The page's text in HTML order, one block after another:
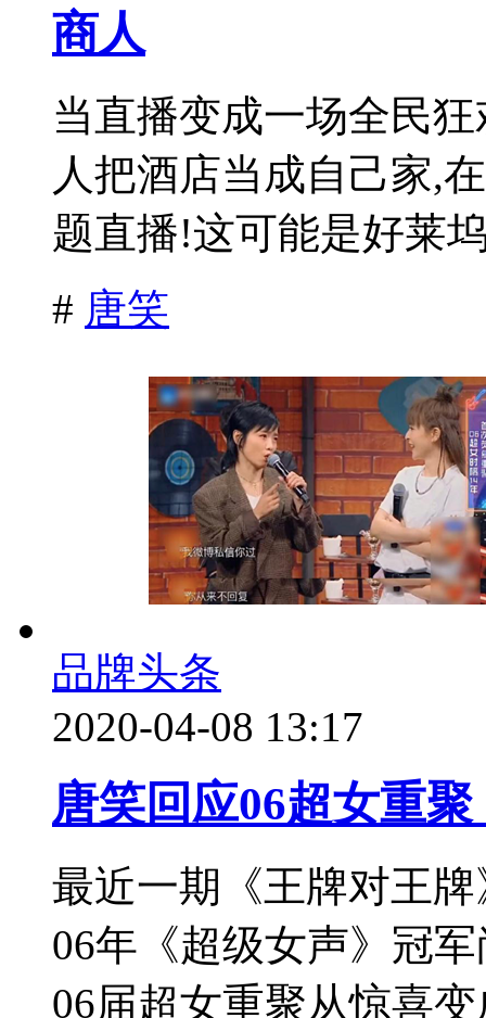
商人
当直播变成一场全民
人把酒店当成自己家,
题直播!这可能是好莱
# 唐笑
品牌头条
2020-04-08 13:17
唐笑回应06超女重
最近一期《王牌对王
06年《超级女声》冠
06届超女重聚从惊喜